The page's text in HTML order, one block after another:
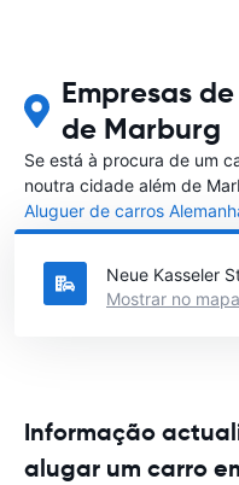
Empresas
de Marburg
Se está à procura de um
noutra cidade além de
Aluguer de carros
cidade em Alemanha que
Neue Kasseler
Mostrar no mapa
Informação
alugar um carro